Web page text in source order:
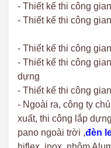
- Thiết kế thi công
- Thiết kế thi công
- Thiết kế thi công
- Thiết kế thi công
dựng
- Thiết kế thi công
- Ngoài ra, công ty
xuất, thi công lắp
pano ngoài trời ,đèn